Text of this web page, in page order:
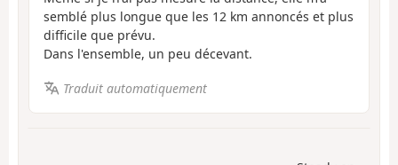
semblé plus longue que les 12 km annoncés et plus
difficile que prévu.
Dans l'ensemble, un peu décevant.
Traduit automatiquement